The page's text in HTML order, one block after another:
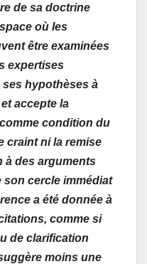
ta
g
er
de sa doctrine
où les
être examinées
expertises
hypothèses à
accepte la
condition du
craint ni la remise
à des arguments
cercle immédiat
a été donnée à
comme si
de clarification
moins une